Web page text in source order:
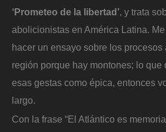
‘Prometeo de la libertad’, y trata
abolicionistas en América Latina.
hacer un ensayo sobre los
región porque hay montones; lo que
esas gestas como épica, entonces
largo.
Con la frase “El Atlántico es